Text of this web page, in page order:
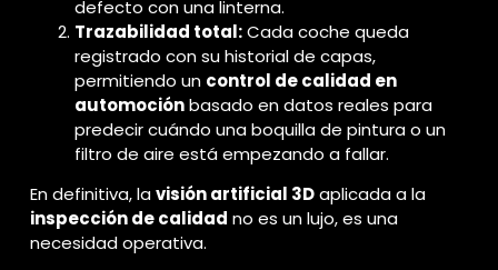
defecto con una linterna.
Trazabilidad total:Cada coche queda
registrado con su historial de capas,
permitiendo un control de calidad en
automociónbasado en datos reales para
predecir cuándo una boquilla de pintura o un
filtro de aire está empezando a fallar.
En definitiva, lavisión artificial 3Daplicada a la
inspección de calidad no es un lujo, es una
necesidad operativa.